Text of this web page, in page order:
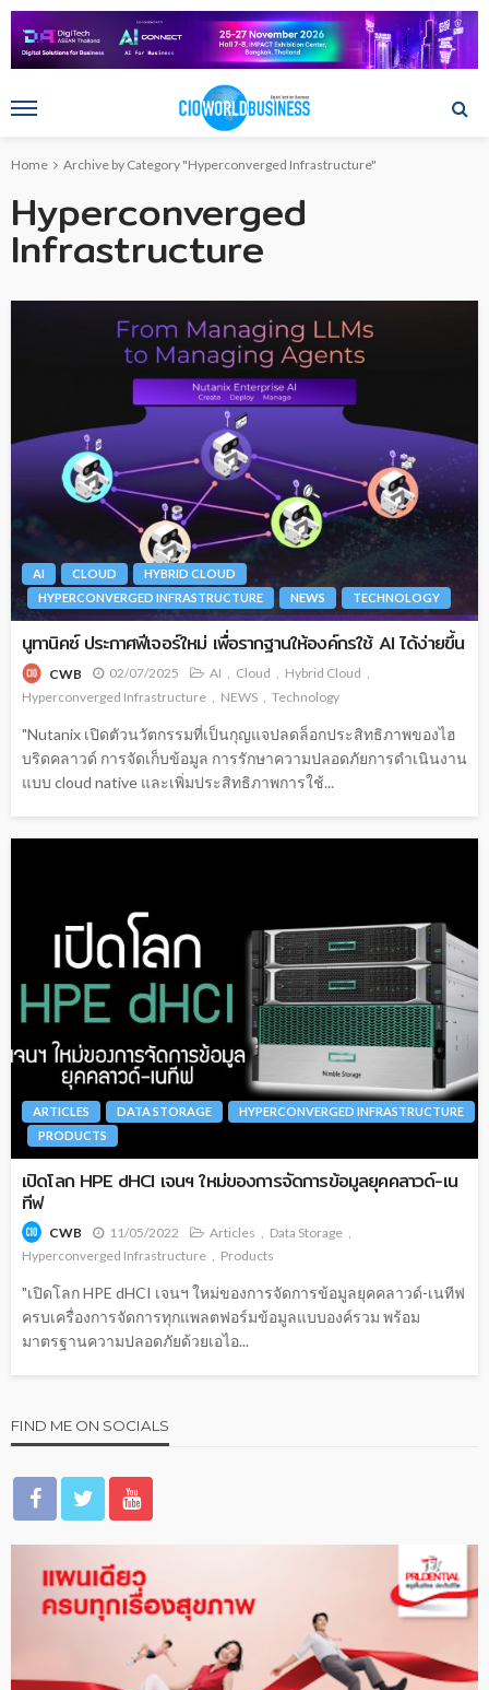
Home Archive by Category "Hyperconverged Infrastructure"
Hyperconverged
Infrastructure
AI CLOUD
HYBRID CLOUD
HYPERCONVERGED INFRASTRUCTURE
NEWS TECHNOLOGY
นูทานิคซ์ ประกาศฟีเจอร์ใหม่ เพื่อรากฐานให้องค์กรใช้ AI ได้ง่ายขึ้น
CWB 02/07/2025 AI Cloud
Hybrid Cloud
Hyperconverged Infrastructure
NEWS Technology
"Nutanix เปิดตัวนวัตกรรมที่เป็นกุญแจปลดล็อกประสิทธิภาพของไฮ
บริดคลาวด์ การจัดเก็บข้อมูล การรักษาความปลอดภัยการดำเนินงาน
แบบ cloud native และเพิ่มประสิทธิภาพการใช้...
ARTICLES DATA STORAGE
HYPERCONVERGED INFRASTRUCTURE
PRODUCTS
เปิดโลก HPE dHCI เจนฯ ใหม่ของการจัดการข้อมูลยุคคลาวด์-เน
ทีฟ
CWB 11/05/2022 Articles
Data Storage
Hyperconverged Infrastructure
Products
"เปิดโลก HPE dHCI เจนฯ ใหม่ของการจัดการข้อมูลยุคคลาวด์-เนทีฟ
ครบเครื่องการจัดการทุกแพลตฟอร์มข้อมูลแบบองค์รวม พร้อม
มาตรฐานความปลอดภัยด้วยเอไอ...
FIND ME ON SOCIALS